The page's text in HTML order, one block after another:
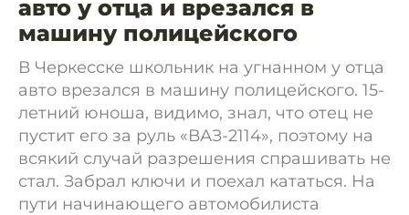
авто у отца и врезался в
машину полицейского
В Черкесске школьник на угнанном у отца
авто врезался в машину полицейского. 15-
летний юноша, видимо, знал, что отец не
пустит его за руль «ВАЗ-2114», поэтому на
всякий случай разрешения спрашивать не
стал. Забрал ключи и поехал кататься. На
пути начинающего автомобилиста